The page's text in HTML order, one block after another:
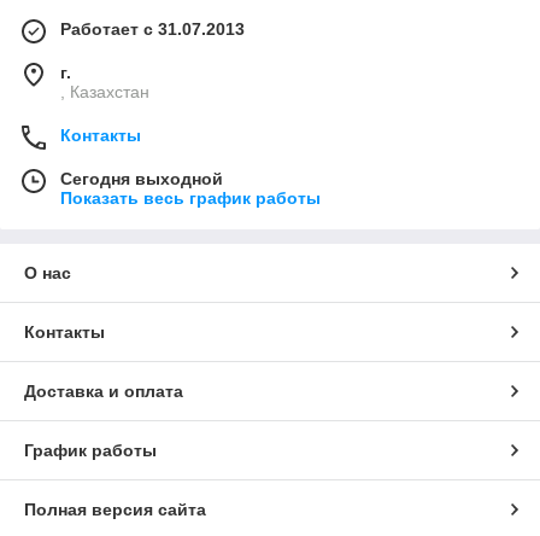
Работает с 31.07.2013
г.
, Казахстан
Контакты
Сегодня выходной
Показать весь график работы
О нас
Контакты
Доставка и оплата
График работы
Полная версия сайта